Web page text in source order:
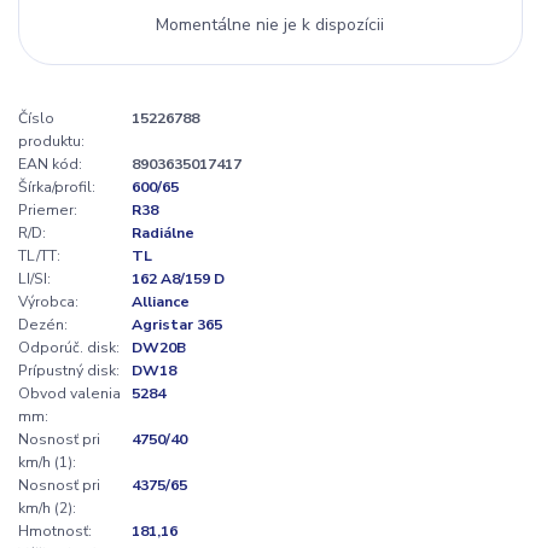
Momentálne nie je k dispozícii
Číslo
produktu:
15226788
EAN kód:
8903635017417
Šírka/profil:
600/65
Priemer:
R38
R/D:
Radiálne
TL/TT:
TL
LI/SI:
162 A8/159 D
Výrobca:
Alliance
Dezén:
Agristar 365
Odporúč. disk:
DW20B
Prípustný disk:
DW18
Obvod valenia
mm:
5284
Nosnosť pri
km/h (1):
4750/40
Nosnosť pri
km/h (2):
4375/65
Hmotnosť:
181,16